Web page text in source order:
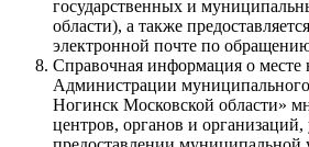
государственных и
области), а также
электронной почте по
Справочная информация о месте
Администрации
Ногинск Московской области»
центров, органов и